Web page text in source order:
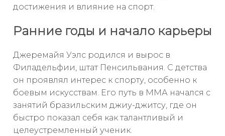
достижения и влияние на спорт.
Ранние годы и начало карьеры
Джеремайя Уэлс родился и вырос в
Филадельфии, штат Пенсильвания. С детства
он проявлял интерес к спорту, особенно к
боевым искусствам. Его путь в ММА начался с
занятий бразильским джиу-джитсу, где он
быстро показал себя как талантливый и
целеустремленный ученик.